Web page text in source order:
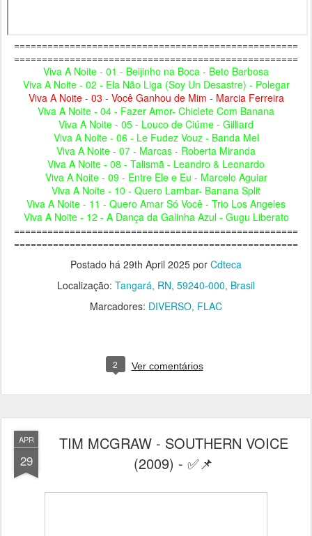
===================================================
===================================================
Viva A Noite - 01 - Beijinho na Boca - Beto Barbosa
Viva A Noite - 02 - Ela Não Liga (Soy Un Desastre) - Polegar
Viva A Noite - 03 - Você Ganhou de Mim - Marcia Ferreira
Viva A Noite - 04 - Fazer Amor- Chiclete Com Banana
Viva A Noite - 05 - Louco de Ciúme - Gilliard
Viva A Noite - 06 - Le Fudez Vouz - Banda Mel
Viva A Noite - 07 - Marcas - Roberta Miranda
Viva A Noite - 08 - Talismã - Leandro & Leonardo
Viva A Noite - 09 - Entre Ele e Eu - Marcelo Aguiar
Viva A Noite - 10 - Quero Lambar- Banana Split
Viva A Noite - 11 - Quero Amar Só Você - Trio Los Angeles
Viva A Noite - 12 - A Dança da Galinha Azul - Gugu Liberato
===================================================
===================================================
Postado há 29th April 2025 por Cdteca
Localização: Tangará, RN, 59240-000, Brasil
Marcadores: DIVERSO FLAC
2 Ver comentários
APR
29
TIM MCGRAW - SOUTHERN VOICE
(2009) - ✅📌